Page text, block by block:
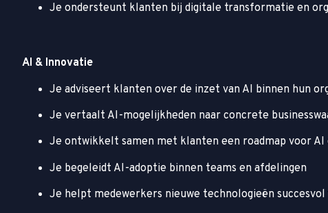
Je ondersteunt klanten bij digitale transformatie en
AI & Innovatie
Je adviseert klanten over de inzet van AI binnen hun
Je vertaalt AI-mogelijkheden naar concrete
Je ontwikkelt samen met klanten een roadmap voor AI
Je begeleidt AI-adoptie binnen teams en afdelingen
Je helpt medewerkers nieuwe technologieën